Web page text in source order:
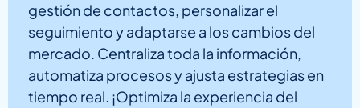
gestión de contactos, personalizar el
seguimiento y adaptarse a los cambios del
mercado. Centraliza toda la información,
automatiza procesos y ajusta estrategias en
tiempo real. ¡Optimiza la experiencia del